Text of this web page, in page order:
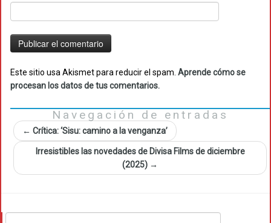
Este sitio usa Akismet para reducir el spam. Aprende cómo se
procesan los datos de tus comentarios.
Navegación de entradas
← Crítica: ‘Sisu: camino a la venganza’
Irresistibles las novedades de Divisa Films de diciembre
(2025) →